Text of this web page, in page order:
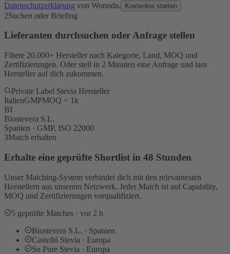
Datenschutzerklärung von Wonnda. Kostenlos starten
2Suchen oder Briefing
Lieferanten durchsuchen oder Anfrage stellen
Filtere 20.000+ Hersteller nach Kategorie, Land, MOQ und
Zertifizierungen. Oder stell in 2 Minuten eine Anfrage und lass
Hersteller auf dich zukommen.
Private Label Stevia Hersteller
ItalienGMPMOQ < 1k
BI
Biostevera S.L.
Spanien · GMP, ISO 22000
3Match erhalten
Erhalte eine geprüfte Shortlist in 48 Stunden
Unser Matching-System verbindet dich mit den relevantesten
Herstellern aus unserem Netzwerk. Jeder Match ist auf Capability,
MOQ und Zertifizierungen vorqualifiziert.
5 geprüfte Matches · vor 2 h
Biostevera S.L. · Spanien
Castelló Stevia · Europa
So Pure Stevia · Europa